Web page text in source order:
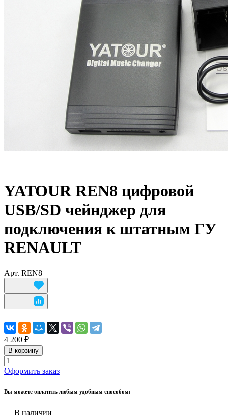
YATOUR REN8 цифровой
USB/SD чейнджер для
подключения к штатным ГУ
RENAULT
Арт. REN8
4 200 ₽
В корзину
Оформить заказ
Вы можете оплатить любым удобным способом:
В наличии